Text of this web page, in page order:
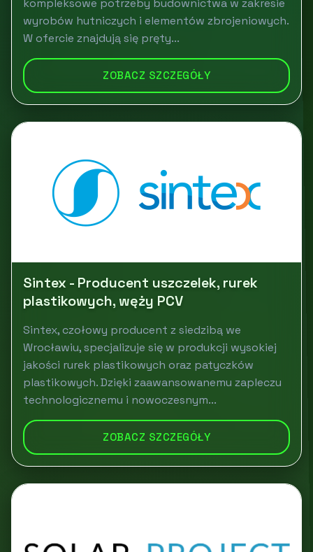
kompleksowe potrzeby budownictwa w zakresie
wyrobów hutniczych i elementów zbrojeniowych.
W ofercie znajdują się pręty...
ZOBACZ SZCZEGÓŁY
Sintex - Producent uszczelek, rurek
plastikowych, węży PCV
Sintex, czołowy producent z siedzibą we
Wrocławiu, specjalizuje się w produkcji wysokiej
jakości rurek plastikowych oraz patyczków
plastikowych. Dzięki zaawansowanemu zapleczu
technologicznemu i nowoczesnym...
ZOBACZ SZCZEGÓŁY